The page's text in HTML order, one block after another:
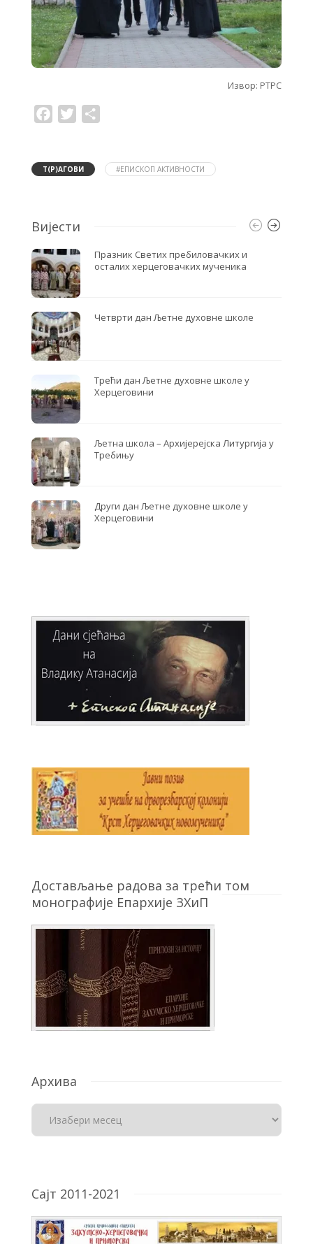
Извор: РТРС
a
o
T
w
e
Т(Р)АГОВИ #ЕПИСКОП АКТИВНОСТИ
Вијести
Празник Светих пребиловачких и
осталих херцеговачких мученика
Четврти дан Љетне духовне школе
Трећи дан Љетне духовне школе у
Херцеговини
Љетна школа – Архијерејска Литургија у
Требињу
Други дан Љетне духовне школе у
Херцеговини
Достављање радова за трећи том
монографије Епархије ЗХиП
Архива
Сајт 2011-2021